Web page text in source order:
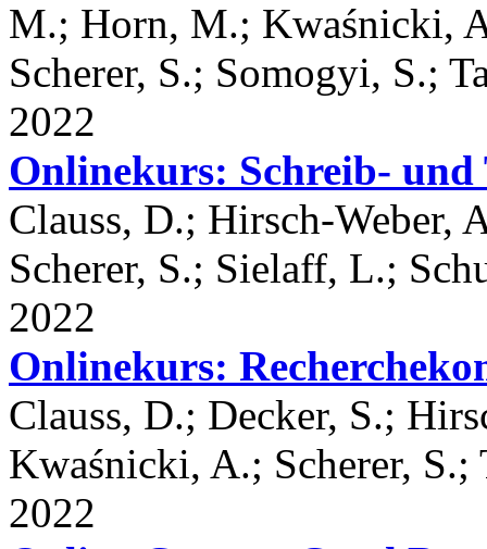
M.; Horn, M.; Kwaśnicki,
Scherer, S.; Somogyi, S.;
2022
Onlinekurs: Schreib- und
Clauss, D.; Hirsch-
Scherer, S.; Sielaff, L.;
2022
Onlinekurs:
Clauss, D.; Decker, S.;
Kwaśnicki, A.; Scherer, S.;
2022